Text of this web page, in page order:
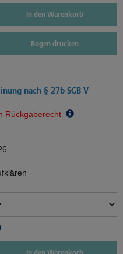
In den Warenkorb
Bogen drucken
nach § 27b SGB V
Rückgaberecht